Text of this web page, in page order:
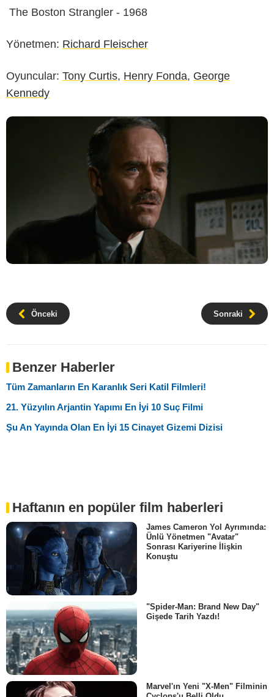
The Boston Strangler - 1968
Yönetmen: Richard Fleischer
Oyuncular: Tony Curtis, Henry Fonda, George
Kennedy
Önceki Sonraki
Benzer Haberler
Tüm Zamanların En Karanlık Seri Katil Filmleri!
21. Yüzyılın Arjantin Yapımı En İyi 10 Suç Filmi
Şu An Yayında Olan En İyi 15 Cinayet Gizemi Dizisi
Haftanın en popüler film haberleri
James Cameron Yol Ayrımında:
Ünlü Yönetmen "Avatar"
Sonrası Kariyerine İlişkin
Konuştu
"Spider-Man: Brand New Day"
Gişede Tarih Yazdı!
Marvel'ın Yeni "X-Men" Filminin